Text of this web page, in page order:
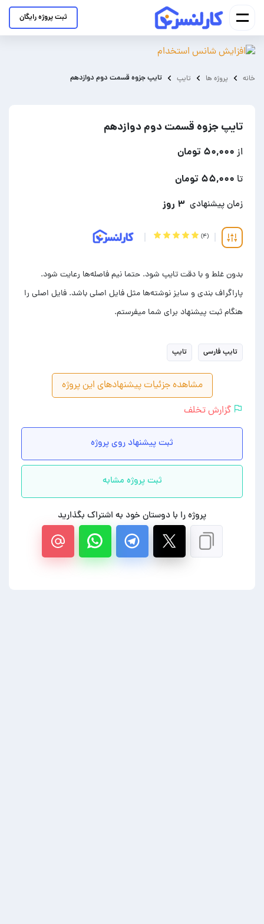
ثبت پروژه رایگان
خانه پروژه ها تایپ تایپ جزوه قسمت دوم دوازدهم
تایپ جزوه قسمت دوم دوازدهم
از ۵۰,۰۰۰ تومان
تا ۵۵,۰۰۰ تومان
زمان پیشنهادی ۳ روز
(۴)
بدون غلط و با دقت تایپ شود. حتما نیم فاصله‌ها رعایت شود.
پاراگراف بندی و سایز نوشته‌ها مثل فایل اصلی باشد. فایل اصلی را
هنگام ثبت پیشنهاد برای شما میفرستم.
تایپ فارسی تایپ
مشاهده جزئیات پیشنهادهای این پروژه
گزارش تخلف
ثبت پیشنهاد روی پروژه
ثبت پروژه مشابه
پروژه را با دوستان خود به اشتراک بگذارید